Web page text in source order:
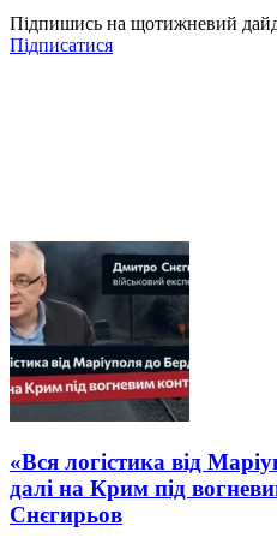
Підпишись на щотижневий
Підписатися
«Вся логістика від
далі на Крим під
Снєгирьов